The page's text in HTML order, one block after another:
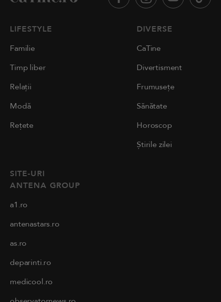
LIFESTYLE
Familie
Timp liber
Relații
Modă
Rețete
DIVERSE
CaTine
Divertisment
Frumusețe
Sănătate
Horoscop
Știrile zilei
SITE-URI
ANTENA GROUP
a1.ro
antenastars.ro
as.ro
deparinti.ro
medicool.ro